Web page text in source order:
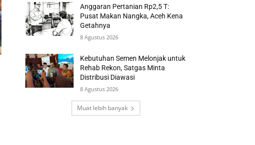
Anggaran Pertanian Rp2,5 T:
Pusat Makan Nangka, Aceh Kena
Getahnya
8 Agustus 2026
Kebutuhan Semen Melonjak untuk
Rehab Rekon, Satgas Minta
Distribusi Diawasi
8 Agustus 2026
Muat lebih banyak